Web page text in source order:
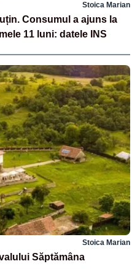
Stoica Marian
Consumul a ajuns la
11 luni: datele INS
Stoica Marian
Săptămâna